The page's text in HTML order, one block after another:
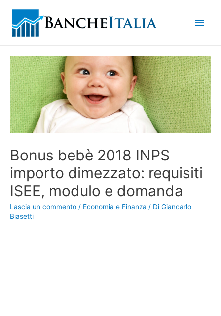
Bonus bebè 2018 INPS
importo dimezzato: requisiti
ISEE, modulo e domanda
Lascia un commento / Economia e Finanza / Di Giancarlo
Biasetti